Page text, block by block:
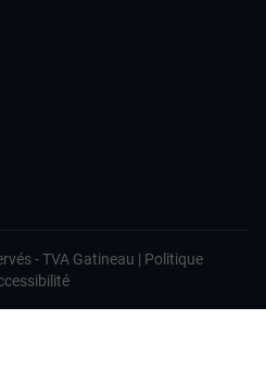
-TVA Gatineau | Politique